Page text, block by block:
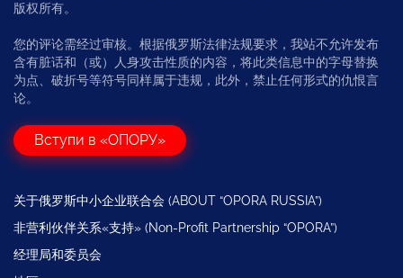
版权所有。
您的评论需经过审核。根据俄罗斯法律法规要求，我站不允许发布
含有脏话和（或）人身攻击性质的内容，将此类信息中的字母替换
为点、破折号等符号同样属于违规，此外，禁止任何形式的仇恨言
论。
Вступи в «ОПОРУ»
关于俄罗斯中小企业联合会 (ABOUT “OPORA RUSSIA”)
非营利伙伴关系«支持» (Non-Profit Partnership “OPORA”)
经理局和委员会